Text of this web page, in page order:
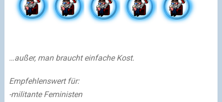
…außer, man braucht einfache Kost.
Empfehlenswert für:
-militante Feministen